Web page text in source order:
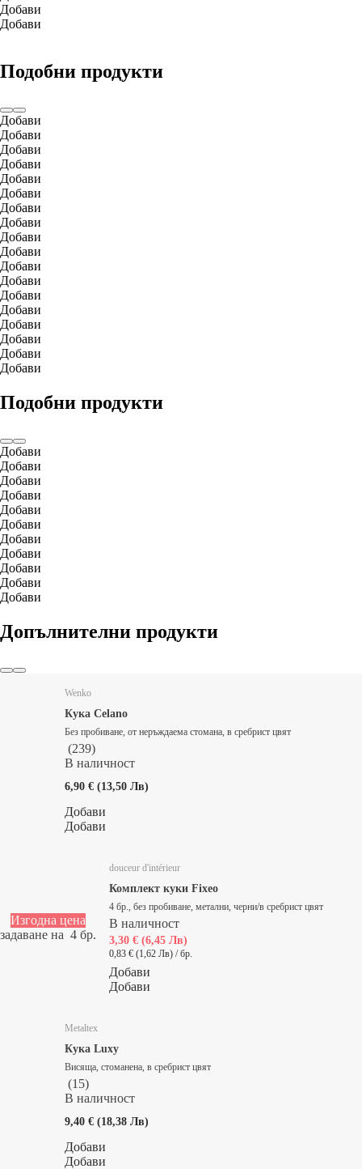
Добави
Добави
Подобни продукти
Добави
Добави
Добави
Добави
Добави
Добави
Добави
Добави
Добави
Добави
Добави
Добави
Добави
Добави
Добави
Добави
Добави
Добави
Подобни продукти
Добави
Добави
Добави
Добави
Добави
Добави
Добави
Добави
Добави
Добави
Добави
Допълнителни продукти
Wenko
Кука Celano
Без пробиване, от неръждаема стомана, в сребрист цвят
(239)
В наличност
6,90 € (13,50 Лв)
Добави
Добави
Изгодна цена
задаване на 4 бр.
douceur d'intérieur
Комплект куки Fixeo
4 бр., без пробиване, метални, черни/в сребрист цвят
В наличност
3,30 € (6,45 Лв)
0,83 € (1,62 Лв) / бр.
Добави
Добави
Metaltex
Кука Luxy
Висяща, стоманена, в сребрист цвят
(15)
В наличност
9,40 € (18,38 Лв)
Добави
Добави